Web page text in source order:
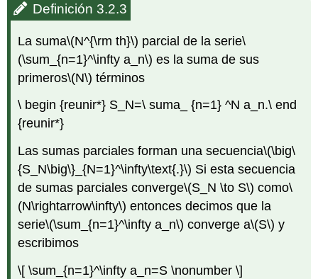
Definición 3.2.3
La suma\(N^{\rm th}\) parcial de la serie\
(\sum_{n=1}^\infty a_n\) es la suma de sus
primeros\(N\) términos
\ begin {reunir*} S_N=\ suma_ {n=1} ^N a_n.\ end
{reunir*}
Las sumas parciales forman una secuencia\(\big\
{S_N\big\}_{N=1}^\infty\text{.}\) Si esta secuencia
de sumas parciales converge\(S_N \to S\) como\
(N\rightarrow\infty\) entonces decimos que la
serie\(\sum_{n=1}^\infty a_n\) converge a\(S\) y
escribimos
\[ \sum_{n=1}^\infty a_n=S \nonumber \]